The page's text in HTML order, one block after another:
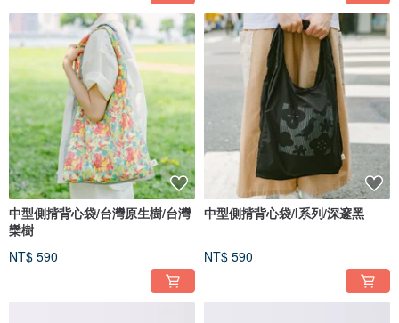
中型側揹背心袋/台灣原生樹/台灣
欒樹
NT$ 590
中型側揹背心袋/I系列/深邃黑
NT$ 590